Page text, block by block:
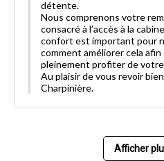
détente.
Nous comprenons votre
consacré à l’accès à la
confort est important pour
comment améliorer cela
pleinement profiter de votre
Au plaisir de vous revoir
Charpinière.
Afficher